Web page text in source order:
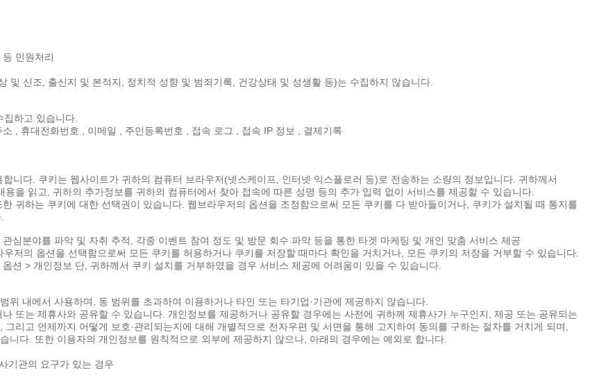
민원처리
신조, 출신지 및 본적지, 정치적 성향 및 범죄기록, 건강상태 및 성생활 등)는 수집하지 않습니다.
하고 있습니다.
, 휴대전화번호 , 이메일 , 주민등록번호 , 접속 로그 , 접속 IP 정보 , 결제기록
니다. 쿠키는 웹사이트가 귀하의 컴퓨터 브라우저(넷스케이프, 인터넷 익스플로러 등)로 전송하는 소량의 정보입니다. 귀하께서
을 읽고, 귀하의 추가정보를 귀하의 컴퓨터에서 찾아 접속에 따른 성명 등의 추가 입력 없이 서비스를 제공할 수 있습니다.
귀하는 쿠키에 대한 선택권이 있습니다. 웹브라우저의 옵션을 조정함으로써 모든 쿠키를 다 받아들이거나, 쿠키가 설치될 때 통지를
심분야를 파악 및 자취 추적, 각종 이벤트 참여 정도 및 방문 회수 파악 등을 통한 타겟 마케팅 및 개인 맞춤 서비스 제공
저의 옵션을 선택함으로써 모든 쿠키를 허용하거나 쿠키를 저장할 때마다 확인을 거치거나, 모든 쿠키의 저장을 거부할 수 있습니다.
> 개인정보 단, 귀하께서 쿠키 설치를 거부하였을 경우 서비스 제공에 어려움이 있을 수 있습니다.
내에서 사용하며, 동 범위를 초과하여 이용하거나 타인 또는 타기업·기관에 제공하지 않습니다.
또는 제휴사와 공유할 수 있습니다. 개인정보를 제공하거나 공유할 경우에는 사전에 귀하께 제휴사가 누구인지, 제공 또는 공유되는
리고 언제까지 어떻게 보호·관리되는지에 대해 개별적으로 전자우편 및 서면을 통해 고지하여 동의를 구하는 절차를 거치게 되며,
다. 또한 이용자의 개인정보를 원칙적으로 외부에 제공하지 않으나, 아래의 경우에는 예외로 합니다.
기관의 요구가 있는 경우